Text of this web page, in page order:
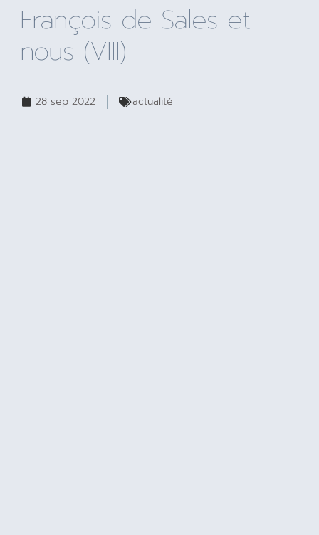
François de Sales et
nous (VIII)
28 sep 2022 actualité